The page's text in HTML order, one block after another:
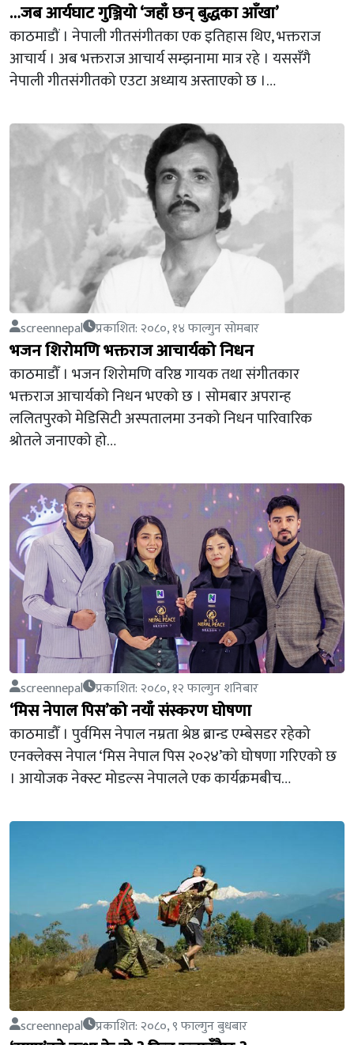
…जब आर्यघाट गुञ्जियो ‘जहाँ छन् बुद्धका आँखा’
काठमाडौं । नेपाली गीतसंगीतका एक इतिहास थिए, भक्तराज
आचार्य । अब भक्तराज आचार्य सम्झनामा मात्र रहे । यससँगै
नेपाली गीतसंगीतको एउटा अध्याय अस्ताएको छ ।…
screennepal प्रकाशित: २०८०, १४ फाल्गुन सोमबार
भजन शिरोमणि भक्तराज आचार्यको निधन
काठमाडौँ । भजन शिरोमणि वरिष्ठ गायक तथा संगीतकार
भक्तराज आचार्यको निधन भएको छ । सोमबार अपरान्ह
ललितपुरको मेडिसिटी अस्पतालमा उनको निधन पारिवारिक
श्रोतले जनाएको हो…
screennepal प्रकाशित: २०८०, १२ फाल्गुन शनिबार
‘मिस नेपाल पिस’को नयाँ संस्करण घोषणा
काठमाडौँ । पुर्वमिस नेपाल नम्रता श्रेष्ठ ब्रान्ड एम्बेसडर रहेको
एनक्लेक्स नेपाल ‘मिस नेपाल पिस २०२४’को घोषणा गरिएको छ
। आयोजक नेक्स्ट मोडल्स नेपालले एक कार्यक्रमबीच…
screennepal प्रकाशित: २०८०, ९ फाल्गुन बुधबार